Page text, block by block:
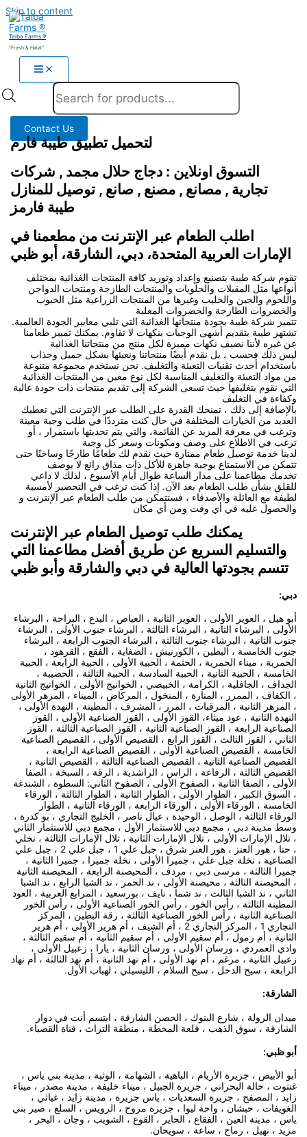
Skip to content
Taiba Farms ®
"Fresh & Halal"
Contact Us
لتحميل تطبيق طيبة فارم
التسوق اونلاين : دجاج حلال مجمد , شركات
تجارية , مصانع , مصنع , صانع , توصيل للمنازل
طيبة فارمز
اطلب الطعام عبر الإنترنت من مطعمنا في
الإمارات العربية المتحدة، دبي، الشارقة، أبو ظبي
تقوم شركة طيبة بتصنيع وإعداد وتوريد كافة المنتجات الغذائية بمختلف
أنواعها مثل المقبلات والحلويات والمنتجات الطازجة ومنتجات الدواجن
واللحوم والجبن والحليب وغيرها من المنتجات الزراعية مثل الحبوب
والخضروات الطازجة والخضروات المعلبة
تتميز شركة طيبة بجودة منتجاتها الغذائية التي تلبي معايير الجودة العالمية.
تشتهر طيبة بتقديم أشهى الوجبات بنكهات لا تقاوم. يمكنك تمييز طعامنا
عن غيره لأننا نضيف نكهات مميزة لكل منتج من منتجاتنا الغذائية
ليس ذلك فحسب ، بل نقدم أيضًا منتجاتنا ونعبئها بشكل جميل وجذاب
باستخدام أحدث تقنيات التعبئة والتغليف. نحن نستخدم مجموعة متنوعة
من مواد التعبئة والتغليف المناسبة لكل نوع معين من المنتجات الغذائية
التي نقوم بتغليفها حيث تسعى الشركة إلى تقديم منتجات ذات جودة عالية
وكفاءة في التغليف
بالإضافة إلى ذلك ، تمنحك القدرة على الطلب عبر الإنترنت التي تعطيك
العديد من الخيارات المختلفة في حال كنت مترددًا في طلب وجبة معينة
وترغب في معرفة المزيد عن القائمة، والتي يتم تحديثها باستمرار ، أو
ترغب في الاطلاع على وصف ومكونات وسعر كل وجبة
لدينا خدمة توصيل طعام ممتازة حيث نقدم لك طعامًا طازجًا وساخنًا حتى
تتمكن من الاستمتاع بوجبة جاهزة للأكل ذات مذاق رائع لا يوصف
تخدمك مطاعمنا على مدار الساعة طوال أيام الأسبوع ، لذلك لا داعي
للقلق بشأن طلب الطعام بعد الآن. إذا كنت ترغب في التحضير لأمسية
لطيفة مع العائلة والأصدقاء ، فستتمكن من طلب الطعام عبر الإنترنت و
والحصول عليه في أي وقت ومن أي مكان
يمكنك طلب توصيل الطعام عبر الإنترنت
والتسليم السريع عن طريق أفضل مطاعمنا التي
تتسم بجودتها العالية في دبي والشارقة وأبو ظبي
دبي:
أبو هيل ، العوير الأولى ، العوير الثانية ، العياص ، البدع ، البراحة ، البرشاء
الأولى ، البرشاء الثانية ، البرشاء الثالثة ، البرشاء جنوب الأولى ، البرشاء
جنوب الثانية ، البرشاء جنوب الثالثة ، البرشاء الجنوب الرابعة ، البرشاء
جنوب الخامسة ، البطين ، الكورنيش ، الضغاية ، الفقع ، القرهود ،
الحمرية ، ميناء الحمرية ، الحثمة ، الحبية الأولى ، الحبية الرابعة ، الحبية
الخامسة ، الحبية الثانية ، الحبية السادسة ، الحبية الثالثة ، الحضيبة ،
الجداف ، الجافلية ، الكرامة ، الخبيصي ، الخوانيج الأولى ، الخوانيج الثانية
، الكفاف ، الممزر ، المنارة ، المنخول ، المركاض ، الميناء ، المزهر الأولى
، المزهر الثانية ، المرقبات ، المرر ، المشرف ، المطينة ، النهدة الأولى ،
النهدة الثانية ، عود ميثاء، القوز الأولى ، القوز الصناعية الأولى ، القوز
الصناعية الرابعة ، القوز الصناعية الثانية ، القوز الصناعية الثالثة ، القوز
الثاني ، القوز الثالث ، القوز الرابع ، القصيص الأولى ، القصيص الصناعية
الخامسة ، القصيص الصناعية الأولى ، القصيص الصناعية الرابعة ،
القصيص الصناعية الثانية ، القصيص الصناعية الثالثة ، القصيص الثانية ،
القصيص الثالثة ، الرفاعة ، الراس ، الراشدية ، الرقة ، السبخة ، الصفا
الأولى ، الصفا الثانية ، الصفوح الأولى ، الصفوح الثاني: السطوة ، الشندغة
، السوق الكبير ، الطوار الأولى ، الطوار الثانية ، الطوار الثالثة ، الورقاء
الخامسة ، الورقاء الأولى ، الورقاء الرابعة ، الورقاء الثانية ، الطوار
الورقاء الثالثة ، الوصل ، الوحيدة ، عيال ناصر ، الخليج التجاري ، بو كدرة ،
وسط مدينة دبي ، مجمع دبي للاستثمار الأول ، مجمع دبي للاستثمار الثاني
، تلال الإمارات الأولى ، تلال الإمارات الثانية ، تلال الإمارات الثالثة ، نخلي
، حتا ، هور العنز ، هور العنز شرق ، جبل علي 1 ، جبل علي 2 ، جبل علي
الصناعية ، نخلة جبل علي ، جميرا الأولى ، نخلة جميرا ، جميرا الثانية ،
جميرا الثالثة ، مرسى دبي ، مردف ، المحيصنة الرابعة ، المحيصنة الثانية
، المحيصنة الثالثة ، محيصنة الأولى ، ند الحمر ، ند الشبا الرابع ، ند الشبا
الثاني ، ند الشبا الثالث ، ند شما ، نايف ، بورسعيد ، المرابع العربية ، العود
المطينة الثالثة ، رأس الخور ، رأس الخور الصناعية الأولى ، رأس الخور
الصناعية الثانية ، رأس الخور الصناعية الثالثة ، رقة البطين ، المركز
التجاري 1 ، المركز التجاري 2 ، أم الشيف ، أم هرير الأولى ، أم هرير
الثانية ، أم رمول ، أم سقيم الأولى ، أم سقيم الثانية ، أم سقيم الثالثة ،
وادي العمردي ، ورسان الأولى ، ورسان الثانية ، يارا ، زعبيل الأولى ،
زعبيل الثانية ، مرغم ، أم نهد الأولى ، أم نهد الثانية ، أم نهد الثالثة ، أم نهاد
الرابعة ، سيح الدحل ، سيح السلام ، الليسيلي ، لهباب الأول.
الشارقة:
ميدان الرولة ، شارع البنوك ، الحصن الشارقة ، ابتسم أنت في دوار
الشارقة ، سوق الذهب ، قلعة المحطة ، منطقة التراث ، قناة القصباء.
أبو ظبي:
أبو الأبيض ، جزيرة الأريام ، الباهية ، الشهامة ، الوثبة ، مدينة بني ياس ،
غنتوت ، حالة البحراني ، جزيرة الجبيل ، ميناء خليفة ، مدينة مصدر ، ميناء
زايد ، المصفح ، جزيرة السعديات ، ياس جزيرة ، مدينة زايد ، غياثي ،
الغويفات ، حبشان ، واحة ليوا ، جزيرة مروح ، الرويس ، السلع ، صير بني
ياس ، مدينة العين ، الفقاع ، الحاير ، القوع ، الشويب ، وجان ، اليحر ،
مزيد ، نهيل ، رماح ، ساعة ، سويحان.